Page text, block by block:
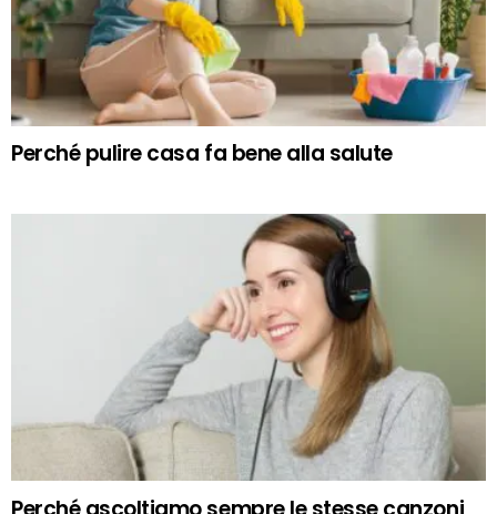
Perché pulire casa fa bene alla salute